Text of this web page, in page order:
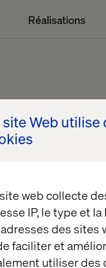
site Web utilise
web collecte
IP, le type et
des sites
faciliter et
utiliser des
Réalisations